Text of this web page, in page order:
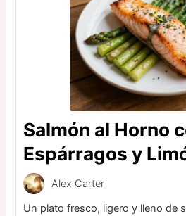
Salmón al Horno
Espárragos y
Alex Carter
Un plato fresco, ligero y lleno de